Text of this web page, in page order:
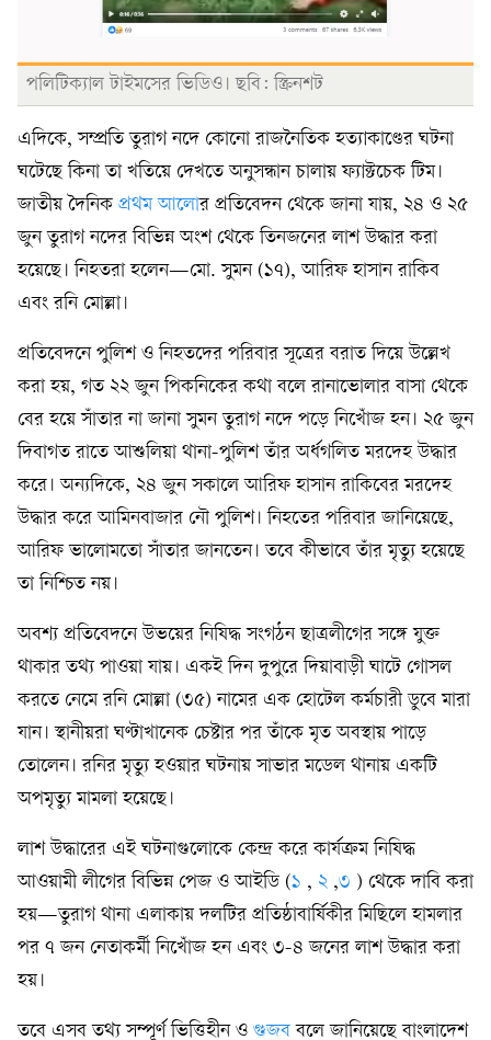
পলিটিক্যাল টাইমসের ভিডিও। ছবি: স্ক্রিনশট
এদিকে, সম্প্রতি তুরাগ নদে কোনো রাজনৈতিক হত্যাকাণ্ডের ঘটনা
ঘটেছে কিনা তা খতিয়ে দেখতে অনুসন্ধান চালায় ফ্যাক্টচেক টিম।
জাতীয় দৈনিক প্রথম আলোর প্রতিবেদন থেকে জানা যায়, ২৪ ও ২৫
জুন তুরাগ নদের বিভিন্ন অংশ থেকে তিনজনের লাশ উদ্ধার করা
হয়েছে। নিহতরা হলেন—মো. সুমন (১৭), আরিফ হাসান রাকিব
এবং রনি মোল্লা।
প্রতিবেদনে পুলিশ ও নিহতদের পরিবার সূত্রের বরাত দিয়ে উল্লেখ
করা হয়, গত ২২ জুন পিকনিকের কথা বলে রানাভোলার বাসা থেকে
বের হয়ে সাঁতার না জানা সুমন তুরাগ নদে পড়ে নিখোঁজ হন। ২৫ জুন
দিবাগত রাতে আশুলিয়া থানা-পুলিশ তাঁর অর্ধগলিত মরদেহ উদ্ধার
করে। অন্যদিকে, ২৪ জুন সকালে আরিফ হাসান রাকিবের মরদেহ
উদ্ধার করে আমিনবাজার নৌ পুলিশ। নিহতের পরিবার জানিয়েছে,
আরিফ ভালোমতো সাঁতার জানতেন। তবে কীভাবে তাঁর মৃত্যু হয়েছে
তা নিশ্চিত নয়।
অবশ্য প্রতিবেদনে উভয়ের নিষিদ্ধ সংগঠন ছাত্রলীগের সঙ্গে যুক্ত
থাকার তথ্য পাওয়া যায়। একই দিন দুপুরে দিয়াবাড়ী ঘাটে গোসল
করতে নেমে রনি মোল্লা (৩৫) নামের এক হোটেল কর্মচারী ডুবে মারা
যান। স্থানীয়রা ঘণ্টাখানেক চেষ্টার পর তাঁকে মৃত অবস্থায় পাড়ে
তোলেন। রনির মৃত্যু হওয়ার ঘটনায় সাভার মডেল থানায় একটি
অপমৃত্যু মামলা হয়েছে।
লাশ উদ্ধারের এই ঘটনাগুলোকে কেন্দ্র করে কার্যক্রম নিষিদ্ধ
আওয়ামী লীগের বিভিন্ন পেজ ও আইডি (১ , ২ ,৩ ) থেকে দাবি করা
হয়—তুরাগ থানা এলাকায় দলটির প্রতিষ্ঠাবার্ষিকীর মিছিলে হামলার
পর ৭ জন নেতাকর্মী নিখোঁজ হন এবং ৩-৪ জনের লাশ উদ্ধার করা
হয়।
তবে এসব তথ্য সম্পূর্ণ ভিত্তিহীন ও গুজব বলে জানিয়েছে বাংলাদেশ